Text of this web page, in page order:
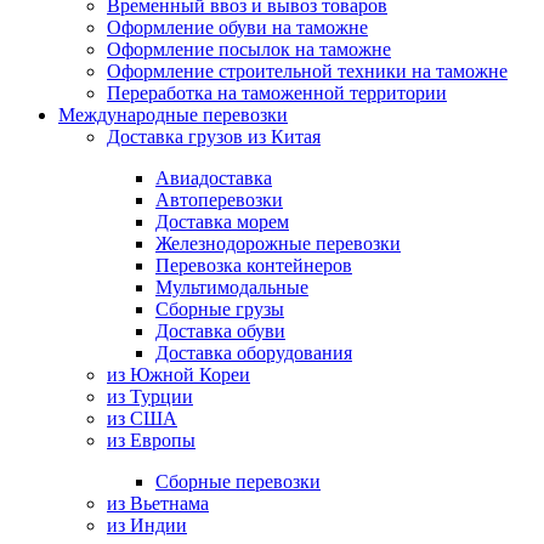
Временный ввоз и вывоз товаров
Оформление обуви на таможне
Оформление посылок на таможне
Оформление строительной техники на таможне
Переработка на таможенной территории
Международные перевозки
Доставка грузов из Китая
Авиадоставка
Автоперевозки
Доставка морем
Железнодорожные перевозки
Перевозка контейнеров
Мультимодальные
Сборные грузы
Доставка обуви
Доставка оборудования
из Южной Кореи
из Турции
из США
из Европы
Сборные перевозки
из Вьетнама
из Индии